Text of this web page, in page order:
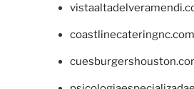
coastlinecateringnc.com